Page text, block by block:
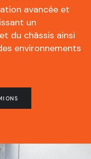
avancée et
un
du châssis ainsi
environnements